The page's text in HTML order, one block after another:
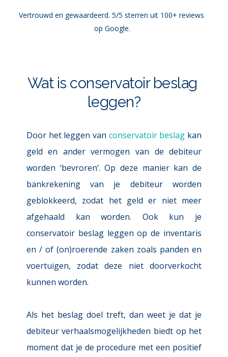
Vertrouwd en gewaardeerd. 5/5 sterren uit 100+ reviews
op Google.
Wat is conservatoir beslag
leggen?
Door het leggen van conservatoir beslag kan
geld en ander vermogen van de debiteur
worden ‘bevroren’. Op deze manier kan de
bankrekening van je debiteur worden
geblokkeerd, zodat het geld er niet meer
afgehaald kan worden. Ook kun je
conservatoir beslag leggen op de inventaris
en / of (on)roerende zaken zoals panden en
voertuigen, zodat deze niet doorverkocht
kunnen worden.
Als het beslag doel treft, dan weet je dat je
debiteur verhaalsmogelijkheden biedt op het
moment dat je de procedure met een positief